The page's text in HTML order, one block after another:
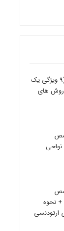
بهترین جراح لاغری (9 ویژگی یک
روش های
+ نحوه